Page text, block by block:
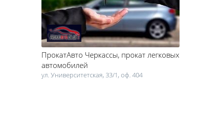
ПрокатАвто Черкассы, прокат легковых
автомобилей
ул. Университетская, 33/1, оф. 404